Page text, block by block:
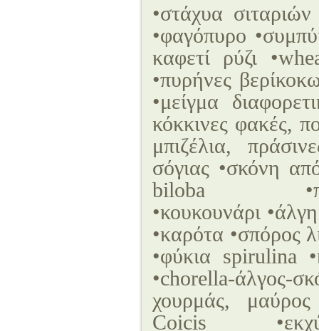
•στάχυα
•φαγόπυρο
καφετί ρύζι
•πυρήνες
•μείγμα
κόκκινες φακές,
μπιζέλια,
σόγιας •σκόνη
biloba
•κουκουνάρι
•καρότα
•φύκια spirulina
•chorella-
χουρμάς, μαύρος
Coicis